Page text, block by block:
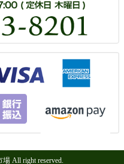
All right reserved.